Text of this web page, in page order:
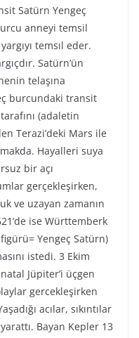
Satürn Yengeç
anneyi temsil
temsıl eder.
Satürn’ün
telaşına
burcundaki transit
(adaletin
Terazi’deki Mars ile
Hayalleri suya
bir açı
gerçekleşirken,
ve uzayan zamanın
ise Württemberk
Yengeç Satürn)
istedi. 3 Ekim
Jüpiter’i üçgen
gercekleşirken
acılar, sıkıntılar
Bayan Kepler 13